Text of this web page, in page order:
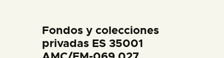
ESPAÑOL
Fondos y colecciones
privadas ES 35001